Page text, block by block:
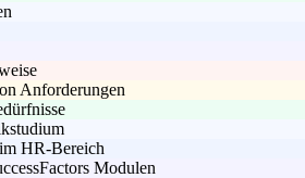
Anforderungen
HR-Bereich
Modulen